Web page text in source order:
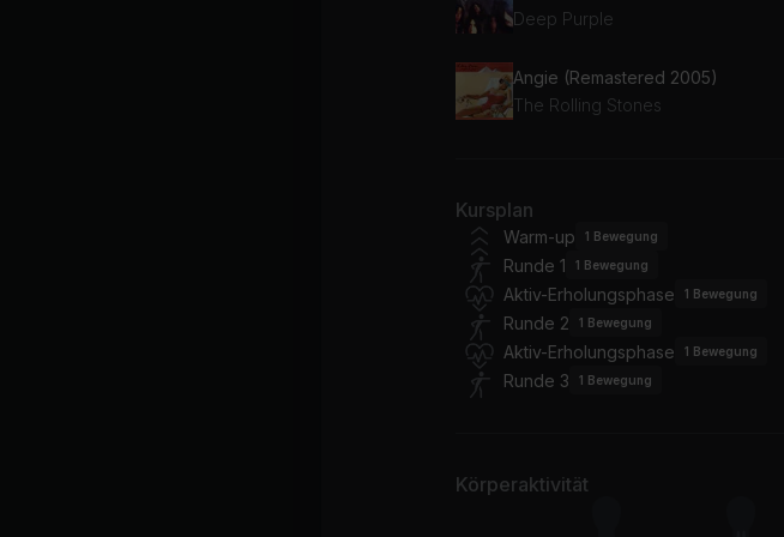
Deep Purple
Angie (Remastered 2005)
The Rolling Stones
Kursplan
Warm-up 1 Bewegung
Runde 1
1 Bewegung
Aktiv-Erholungsphase
1 Bewegung
Runde 2
1 Bewegung
Aktiv-Erholungsphase
1 Bewegung
Runde 3
1 Bewegung
Körperaktivität